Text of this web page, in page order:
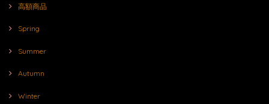
高額商品
Spring
Summer
Autumn
Winter